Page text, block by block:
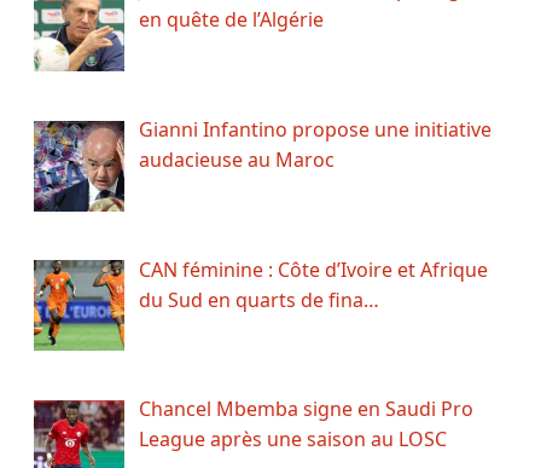
en quête de l’Algérie
Gianni Infantino propose une initiative
audacieuse au Maroc
CAN féminine : Côte d’Ivoire et Afrique
du Sud en quarts de fina…
Chancel Mbemba signe en Saudi Pro
League après une saison au LOSC